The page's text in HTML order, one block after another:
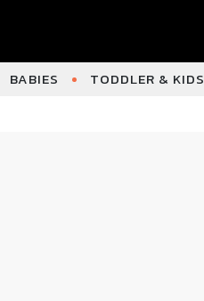
BABIES TODDLER & KIDS